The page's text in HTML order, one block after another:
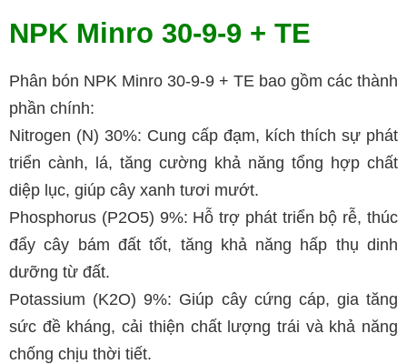
NPK Minro 30-9-9 + TE
Phân bón NPK Minro 30-9-9 + TE bao gồm các thành
phần chính:
Nitrogen (N) 30%: Cung cấp đạm, kích thích sự phát
triển cành, lá, tăng cường khả năng tổng hợp chất
diệp lục, giúp cây xanh tươi mướt.
Phosphorus (P2O5) 9%: Hỗ trợ phát triển bộ rễ, thúc
đẩy cây bám đất tốt, tăng khả năng hấp thụ dinh
dưỡng từ đất.
Potassium (K2O) 9%: Giúp cây cứng cáp, gia tăng
sức đề kháng, cải thiện chất lượng trái và khả năng
chống chịu thời tiết.